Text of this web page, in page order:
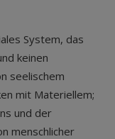
System, das
keinen
seelischem
mit Materiellem;
und der
menschlicher